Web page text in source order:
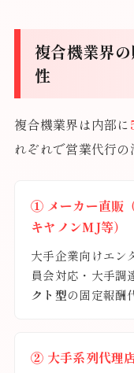
複合機業界
性
複合機業界は内部に
れぞれで営業代行の
① メーカー直販
キヤノンMJ等）
大手企業向けエン
員会対応・大手調
クト型の固定報酬
② 大手系列代理